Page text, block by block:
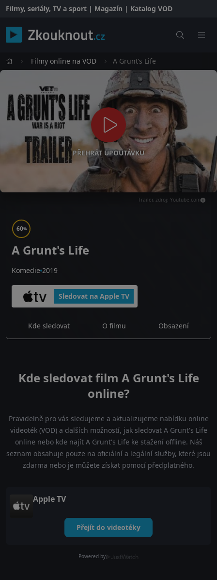
Filmy, seriály, TV a sport | Magazín | Katalog VOD
Filmy online na VOD A Grunt’s Life
PŘEHRÁT UPOUTÁVKU
Trailer, zdroj: Youtube.com
60%
A Grunt's Life
Komedie 2019
Sledovat na Apple TV
Kde sledovat O filmu Obsazení
Kde sledovat film A Grunt's Life
online?
Pravidelně pro vás sledujeme a aktualizujeme nabídku online
videoték (VOD) a dalších možností, jak sledovat A Grunt's Life
online nebo kde najít A Grunt's Life ke stažení offline. Náš
seznam obsahuje pouze na oficiální a legální služby, které jsou
zdarma nebo je můžete získat pomocí předplatného.
Apple TV
Přejít do videotéky
Powered by